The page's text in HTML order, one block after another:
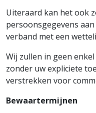
Uiteraard kan het ook
persoonsgegevens
verband met een
Wij zullen in geen
zonder uw expliciete
verstrekken voor
Bewaartermijnen